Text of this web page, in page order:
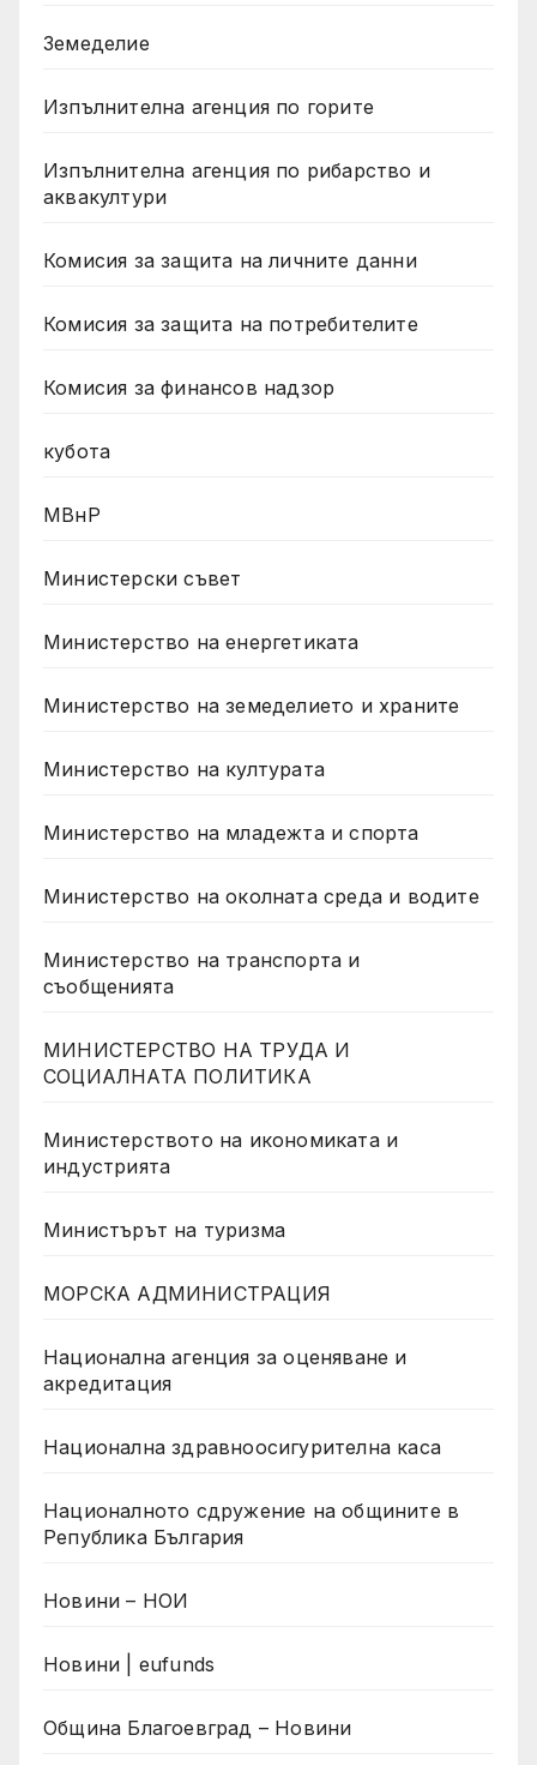
Земеделие
Изпълнителна агенция по горите
Изпълнителна агенция по рибарство и
аквакултури
Комисия за защита на личните данни
Комисия за защита на потребителите
Комисия за финансов надзор
кубота
МВнР
Министерски съвет
Министерство на енергетиката
Министерство на земеделието и храните
Министерство на културата
Министерство на младежта и спорта
Министерство на околната среда и водите
Министерство на транспорта и
съобщенията
МИНИСТЕРСТВО НА ТРУДА И
СОЦИАЛНАТА ПОЛИТИКА
Министерството на икономиката и
индустрията
Министърът на туризма
МОРСКА АДМИНИСТРАЦИЯ
Национална агенция за оценяване и
акредитация
Национална здравноосигурителна каса
Националното сдружение на общините в
Република България
Новини – НОИ
Новини | eufunds
Община Благоевград – Новини